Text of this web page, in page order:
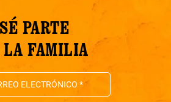
SÉ PARTE
LA FAMILIA